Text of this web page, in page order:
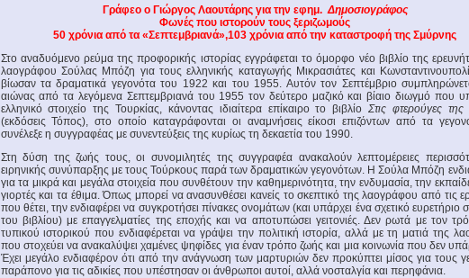
Γράφεο ο Γιώργος Λαουτάρης για την εφημ. Δημοσιογράφος
Φωνές που ιστορούν τους ξεριζωμούς
50 χρόνια από τα «Σεπτεμβριανά»,103 χρόνια από την καταστροφή της Σμύρνης
Στο αναδυόμενο ρεύμα της προφορικής ιστορίας εγγράφεται το όμορφο νέο βιβλίο της
λαογράφου Σούλας Μπόζη για τους ελληνικής καταγωγής Μικρασιάτες και
βίωσαν τα δραματικά γεγονότα του 1922 και του 1955. Αυτόν τον Σεπτέμβριο
αιώνας από τα λεγόμενα Σεπτεμβριανά του 1955 τον δεύτερο μαζικό και βίαιο διωγμό που
ελληνικό στοιχείο της Τουρκίας, κάνοντας ιδιαίτερα επίκαιρο το βιβλίο Στις φτερούγες της
(εκδόσεις Τόπος), στο οποίο καταγράφονται οι αναμνήσεις είκοσι επιζόντων από τα
συνέλεξε η συγγραφέας με συνεντεύξεις της κυρίως τη δεκαετία του 1990.
Στη δύση της ζωής τους, οι συνομιλητές της συγγραφέα ανακαλούν λεπτομέρειες
ειρηνικής συνύπαρξης με τους Τούρκους παρά των δραματικών γεγονότων. Η Σούλα Μπόζη
για τα μικρά και μεγάλα στοιχεία που συνθέτουν την καθημερινότητα, την ενδυμασία, την
γιορτές και τα έθιμα. Όπως μπορεί να ανασυνθέσει κανείς το σκεπτικό της λαογράφου από τις
που θέτει, την ενδιαφέρει να συγκροτήσει πίνακες ονομάτων (και υπάρχει ένα σχετικό ευρετήριο
του βιβλίου) με επαγγελματίες της εποχής και να αποτυπώσει γειτονιές. Δεν ρωτά με τον
τυπικού ιστορικού που ενδιαφέρεται να γράψει την πολιτική ιστορία, αλλά με τη ματιά της
που στοχεύει να ανακαλύψει χαμένες ψηφίδες για έναν τρόπο ζωής και μια κοινωνία που δεν
Έχει μεγάλο ενδιαφέρον ότι από την ανάγνωση των μαρτυριών δεν προκύπτει μίσος για τους
παράπονο για τις αδικίες που υπέστησαν οι άνθρωποι αυτοί, αλλά νοσταλγία και περηφάνια.